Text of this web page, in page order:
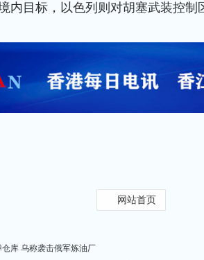
内目标，以色列则对胡塞武装控制
网站首页
库 乌称袭击俄军炼油厂